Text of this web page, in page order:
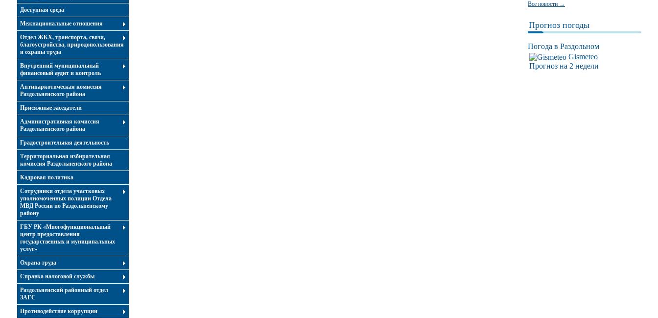
Доступная среда
Межнациональные отношения
Отдел ЖКХ, транспорта, связи,
благоустройства, природопользования
и охраны труда
Внутренний муниципальный
финансовый аудит и контроль
Антинаркотическая комиссия
Раздольненского района
Присяжные заседатели
Административная комиссия
Раздольненского района
Градостроительная деятельность
Территориальная избирательная
комиссия Раздольненского района
Кадровая политика
Сотрудники отдела участковых
уполномоченных полиции Отдела
МВД России по Раздольненскому
району
ГБУ РК «Многофункциональный
центр предоставления
государственных и муниципальных
услуг»
Охрана труда
Справка налоговой службы
Раздольненский районный отдел
ЗАГС
Противодействие коррупции
Все новости →
Прогноз погоды
Погода в Раздольном
Gismeteo
Прогноз на 2 недели